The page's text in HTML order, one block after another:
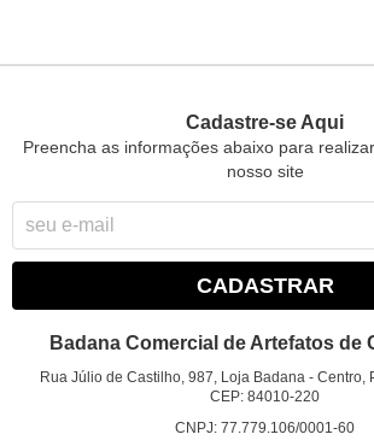
Cadastre-se Aqui
Preencha as informações abaixo para
nosso site
CADASTRAR
Badana Comercial de Artefatos de
Rua Júlio de Castilho, 987, Loja Badana- Centro,
CEP: 84010-220
CNPJ: 77.779.106/0001-60